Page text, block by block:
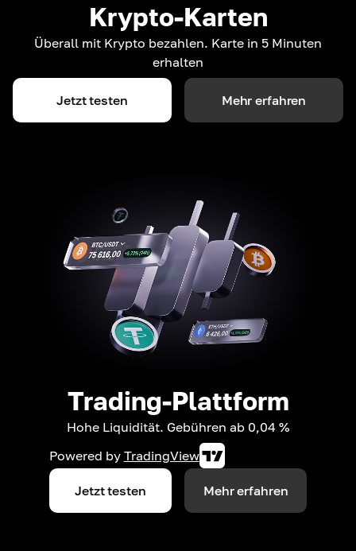
Krypto-Karten
Überall mit Krypto bezahlen. Karte in 5 Minuten
erhalten
Jetzt testen Mehr erfahren
Trading-Plattform
Hohe Liquidität. Gebühren ab 0,04 %
Powered by TradingView
Jetzt testen Mehr erfahren